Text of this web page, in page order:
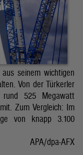
seinem wichtigen
Von der Türkerler
525 Megawatt
Zum Vergleich: Im
von knapp 3.100
APA/dpa-AFX